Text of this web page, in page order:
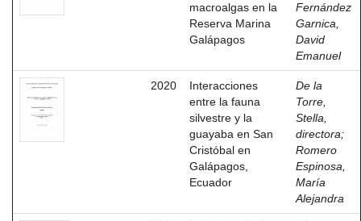
macroalgas en la
Reserva Marina
Galápagos
Fernández
Garnica,
David
Emanuel
2020
Interacciones
entre la fauna
silvestre y la
guayaba en San
Cristóbal en
Galápagos,
Ecuador
De la
Torre,
Stella,
directora;
Romero
Espinosa,
María
Alejandra